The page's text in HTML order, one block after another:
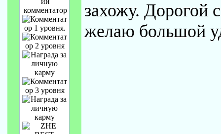
захожу. Дорогой
желаю большой